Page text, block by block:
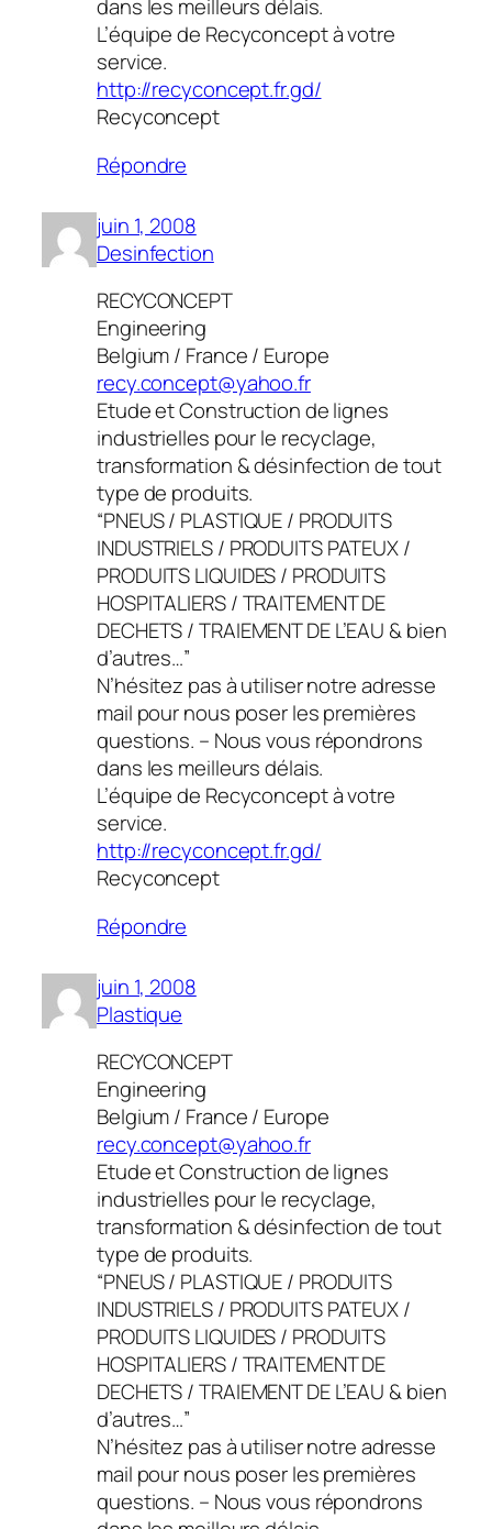
dans les meilleurs délais.
L’équipe de Recyconcept à votre
service.
http://recyconcept.fr.gd/
Recyconcept
Répondre
juin 1, 2008
Desinfection
RECYCONCEPT
Engineering
Belgium / France / Europe
recy.concept@yahoo.fr
Etude et Construction de lignes
industrielles pour le recyclage,
transformation & désinfection de tout
type de produits.
“PNEUS / PLASTIQUE / PRODUITS
INDUSTRIELS / PRODUITS PATEUX /
PRODUITS LIQUIDES / PRODUITS
HOSPITALIERS / TRAITEMENT DE
DECHETS / TRAIEMENT DE L’EAU & bien
d’autres…”
N’hésitez pas à utiliser notre adresse
mail pour nous poser les premières
questions. – Nous vous répondrons
dans les meilleurs délais.
L’équipe de Recyconcept à votre
service.
http://recyconcept.fr.gd/
Recyconcept
Répondre
juin 1, 2008
Plastique
RECYCONCEPT
Engineering
Belgium / France / Europe
recy.concept@yahoo.fr
Etude et Construction de lignes
industrielles pour le recyclage,
transformation & désinfection de tout
type de produits.
“PNEUS / PLASTIQUE / PRODUITS
INDUSTRIELS / PRODUITS PATEUX /
PRODUITS LIQUIDES / PRODUITS
HOSPITALIERS / TRAITEMENT DE
DECHETS / TRAIEMENT DE L’EAU & bien
d’autres…”
N’hésitez pas à utiliser notre adresse
mail pour nous poser les premières
questions. – Nous vous répondrons